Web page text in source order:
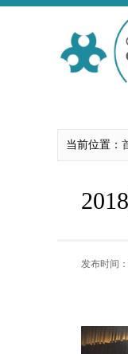
当前位置：
发布时间